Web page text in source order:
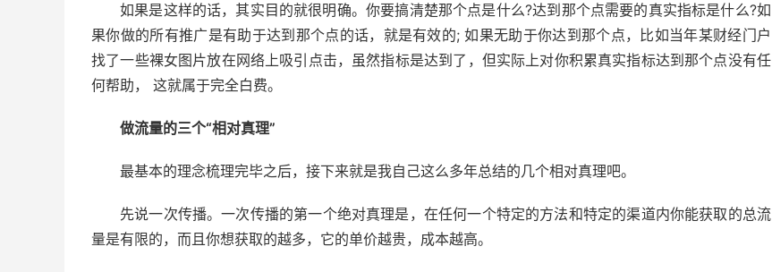
如果是这样的话，其实目的就很明确。你要搞清楚那个点是什么?达到那个点需要的真实指标是什么?如
果你做的所有推广是有助于达到那个点的话，就是有效的; 如果无助于你达到那个点，比如当年某财经门户
找了一些裸女图片放在网络上吸引点击，虽然指标是达到了，但实际上对你积累真实指标达到那个点没有任
何帮助， 这就属于完全白费。
做流量的三个“相对真理”
最基本的理念梳理完毕之后，接下来就是我自己这么多年总结的几个相对真理吧。
先说一次传播。一次传播的第一个绝对真理是，在任何一个特定的方法和特定的渠道内你能获取的总流
量是有限的，而且你想获取的越多，它的单价越贵，成本越高。